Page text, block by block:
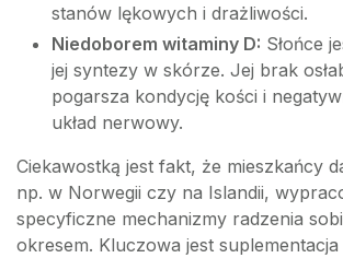
stanów lękowych i drażliwości.
Niedoborem witaminy D: Słońce
jej syntezy w skórze. Jej brak
pogarsza kondycję kości i
układ nerwowy.
Ciekawostką jest fakt, że mieszkańcy
np. w Norwegii czy na Islandii,
specyficzne mechanizmy radzenia
okresem. Kluczowa jest